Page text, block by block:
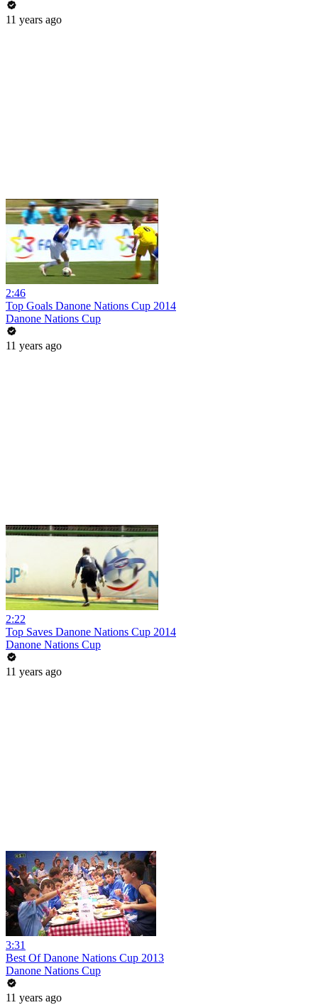
11 years ago
2:46
Top Goals Danone Nations Cup 2014
Danone Nations Cup
11 years ago
2:22
Top Saves Danone Nations Cup 2014
Danone Nations Cup
11 years ago
3:31
Best Of Danone Nations Cup 2013
Danone Nations Cup
11 years ago